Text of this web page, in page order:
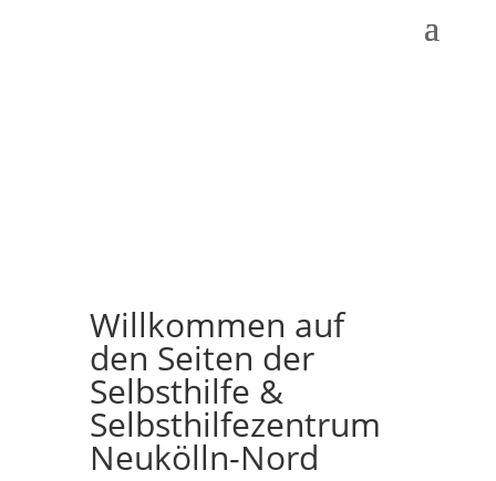
Willkommen auf
den Seiten der
Selbsthilfe &
Selbsthilfezentrum
Neukölln-Nord